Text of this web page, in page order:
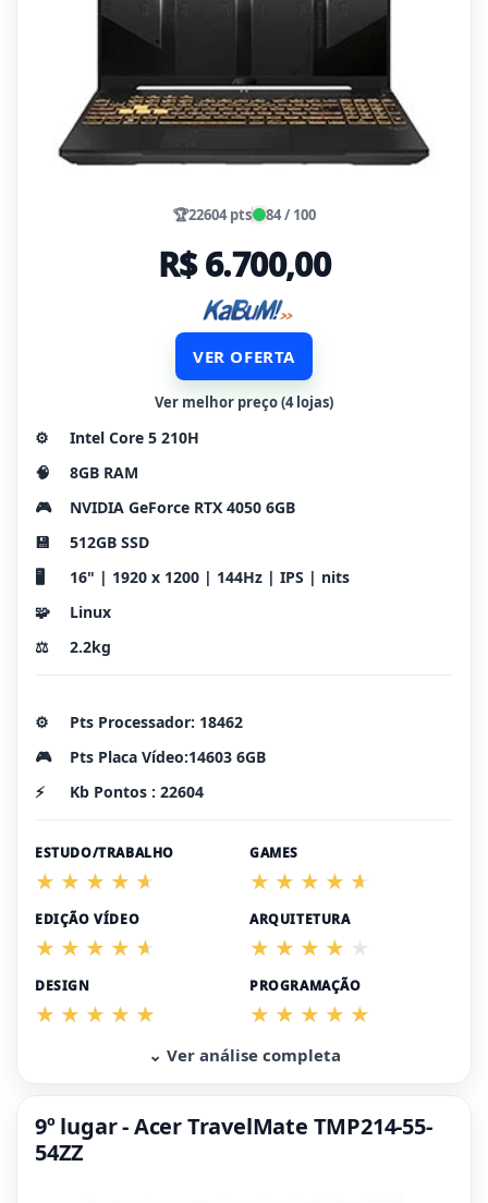
🏆22604 pts 84 / 100
R$ 6.700,00
VER OFERTA
Ver melhor preço (4 lojas)
⚙️
Intel Core 5 210H
🧠
8GB RAM
🎮
NVIDIA GeForce RTX 4050 6GB
💾
512GB SSD
🖥️
16" | 1920 x 1200 | 144Hz | IPS | nits
🧩
Linux
⚖️
2.2kg
⚙️
Pts Processador: 18462
🎮
Pts Placa Vídeo:14603 6GB
⚡
Kb Pontos : 22604
ESTUDO/TRABALHO GAMES
EDIÇÃO VÍDEO ARQUITETURA
DESIGN PROGRAMAÇÃO
⌄ Ver análise completa
9º lugar - Acer TravelMate TMP214-55-
54ZZ